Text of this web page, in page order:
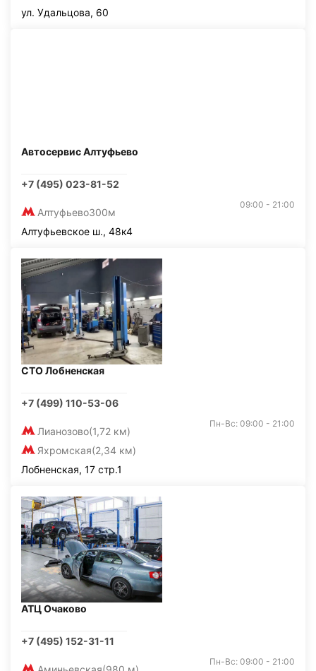
ул. Удальцова, 60
Автосервис Алтуфьево
+7 (495) 023-81-52
Алтуфьево300м
09:00 - 21:00
Алтуфьевское ш., 48к4
СТО Лобненская
+7 (499) 110-53-06
Лианозово(1,72 км)
Яхромская(2,34 км)
Пн-Вс: 09:00 - 21:00
Лобненская, 17 стр.1
АТЦ Очаково
+7 (495) 152-31-11
Пн-Вс: 09:00 - 21:00